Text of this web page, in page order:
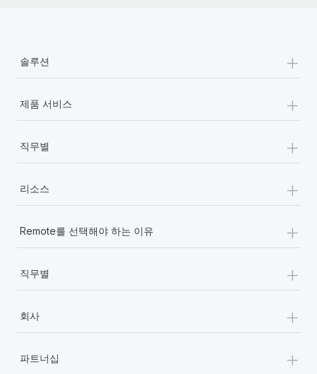
솔루션 +
제품 서비스 +
직무별 +
리소스 +
Remote를 선택해야 하는 이유 +
직무별 +
회사 +
파트너십 +